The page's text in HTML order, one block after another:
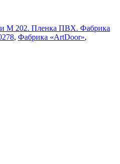
M 202. Пленка ПВХ. Фабрика
, Фабрика «ArtDoor»,